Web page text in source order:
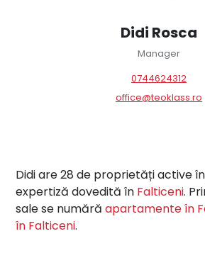
Didi Rosca
Manager
0744624312
office@teoklass.ro
Didi are 28 de proprietăți active
expertiză dovedită în Falticeni.
sale se numără apartamente în
în Falticeni.